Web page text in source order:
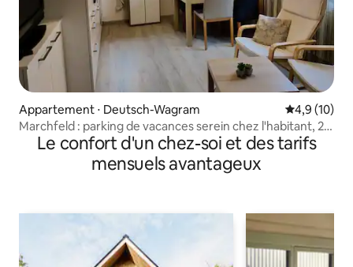
Appartement ⋅ Deutsch-Wagram Évaluation
4,9 (10)
Marchfeld : parking de vacances serein chez l'habitant, 2-
Le confort d'un chez-soi et des tarifs
mensuels avantageux